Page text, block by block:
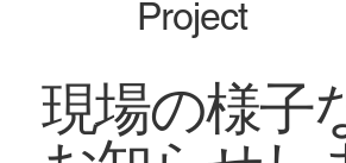
Project
現場の様子